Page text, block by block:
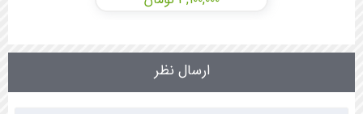
ارسال نظر